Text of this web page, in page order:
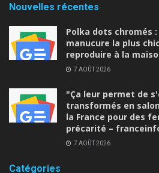
Nouvelles récentes
Polka dots chromés
manucure la plus
reproduire à la
7 AOÛT 2026
"Ça leur permet de
transformés en
la France pour des
précarité –
7 AOÛT 2026
Catégories